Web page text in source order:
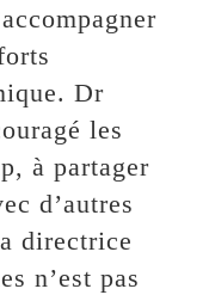
Dr
les
à partager
d’autres
directrice
n’est pas